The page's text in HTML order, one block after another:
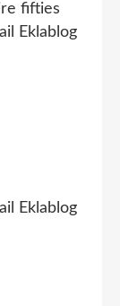
fifties
Eklablog
Eklablog